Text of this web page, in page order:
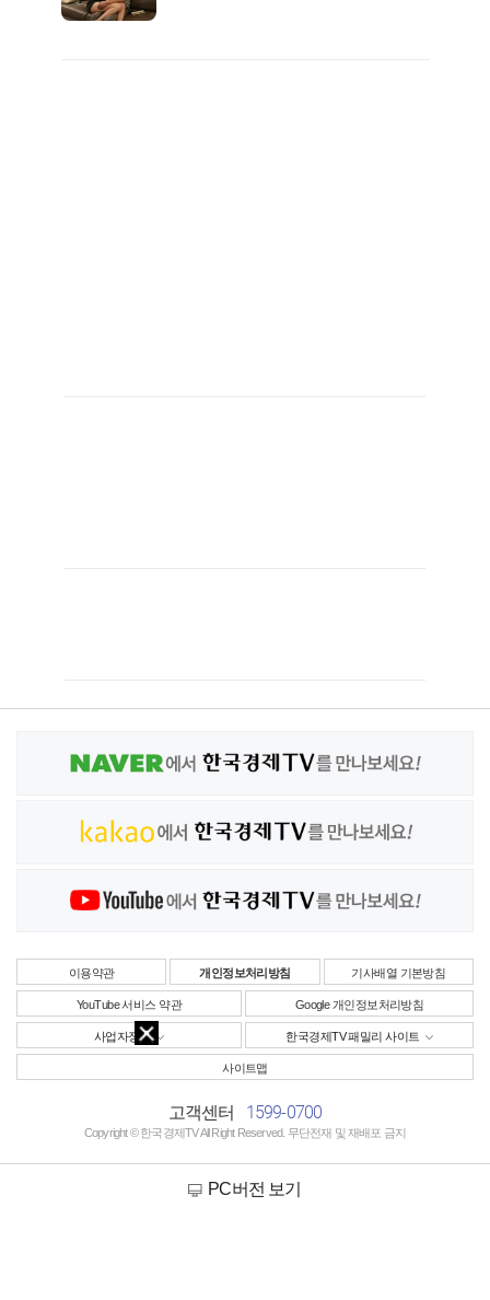
이용약관 개인정보처리방침 기사배열 기본방침
YouTube 서비스 약관 Google 개인정보처리방침
사업자정보 한국경제TV 패밀리 사이트
사이트맵
고객센터 1599-0700
Copyright © 한국경제TV All Right Reserved. 무단전재 및 재배포 금지
PC버전 보기